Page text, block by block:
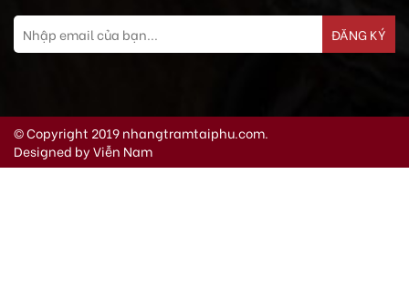
© Copyright 2019nhangtramtaiphu.com.
Designed byViễn Nam